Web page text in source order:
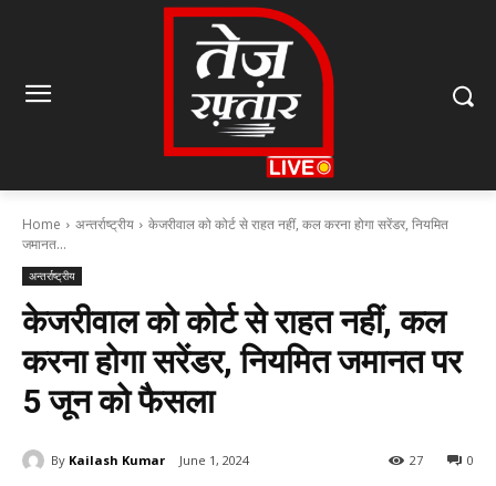
Home अन्तर्राष्ट्रीय
केजरीवाल को कोर्ट से राहत नहीं, कल करना होगा सरेंडर, नियमित
जमानत...
अन्तर्राष्ट्रीय
केजरीवाल को कोर्ट से राहत नहीं, कल
करना होगा सरेंडर, नियमित जमानत पर
5 जून को फैसला
By Kailash Kumar June 1, 2024 0
27